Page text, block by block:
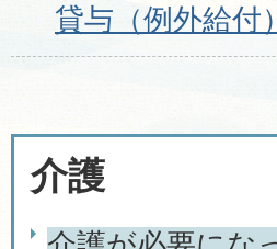
貸与（例外給付）
介護